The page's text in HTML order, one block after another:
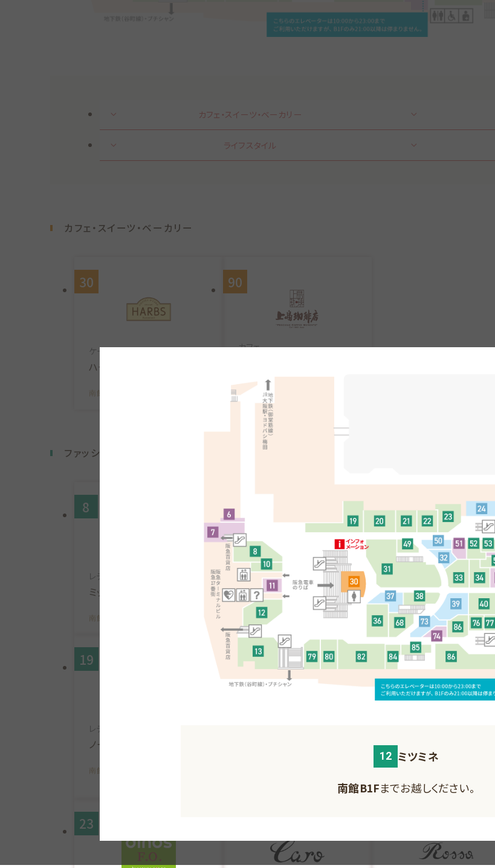
カフェ・スイーツ・ベーカリー
ライフスタイル
カフェ・スイーツ・ベーカリー
30
ケーキ・カフェ
ハーブス
南館B1F
90
カフェ
南館B1F
ファッション・ファッション雑貨
8
レディス
ミッシュマッシュ
南館B1F
10
アクセサリー
ハートダンス
南館B1F MAP
12
メンズ
ミツミネ
南館B1F MAP
19
レディス
ノーリーズソフィー
南館B1F
20 21
南館B1F MAP
23
までお越しください。
までお越しください。
北館B1F までお越しください。
12 ミツミネ
南館B1Fまでお越しください。